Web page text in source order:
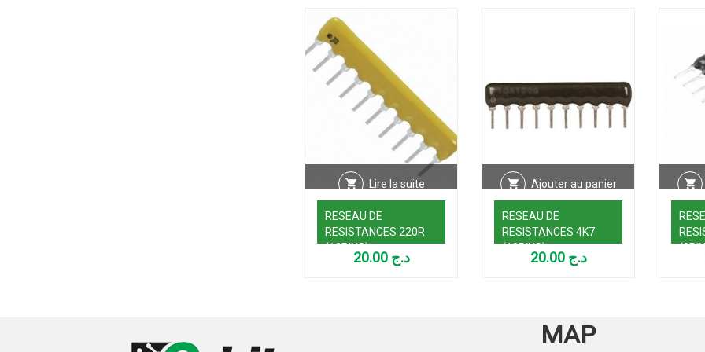
Lire la suite
RESEAU DE
RESISTANCES 220R
(10PINS)
د.ج 20.00
Ajouter au panier
RESEAU DE
RESISTANCES 4K7
(10PINS)
د.ج 20.00
MAP